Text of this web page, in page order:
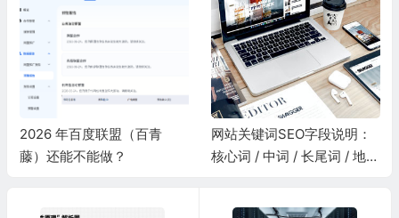
2026 年百度联盟（百青
藤）还能不能做？
网站关键词SEO字段说明：
核心词 / 中词 / 长尾词 / 地域